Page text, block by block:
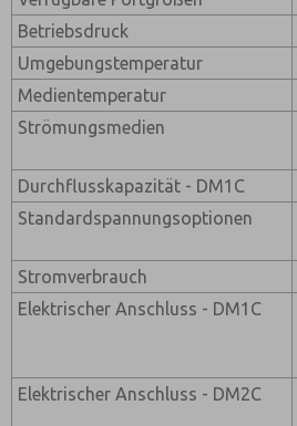
Betriebsdruck
Umgebungstemperatur
Medientemperatur
Strömungsmedien
Durchflusskapazität - DM1C
Standardspannungsoptionen
Stromverbrauch
Elektrischer Anschluss - DM1C
Elektrischer Anschluss - DM2C